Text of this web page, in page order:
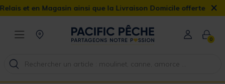
et en Magasin ainsi que la Livraison Domicile offerte dès 90€
×
0